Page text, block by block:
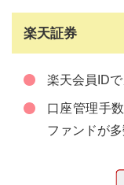
楽天証券
楽天会員ID
口座管理手
ファンドが多